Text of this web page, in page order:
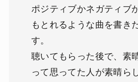
ポジティブかネガティブ
もとれるような曲を書き
す。
聴いてもらった後で、素
って思ってた人が素晴ら